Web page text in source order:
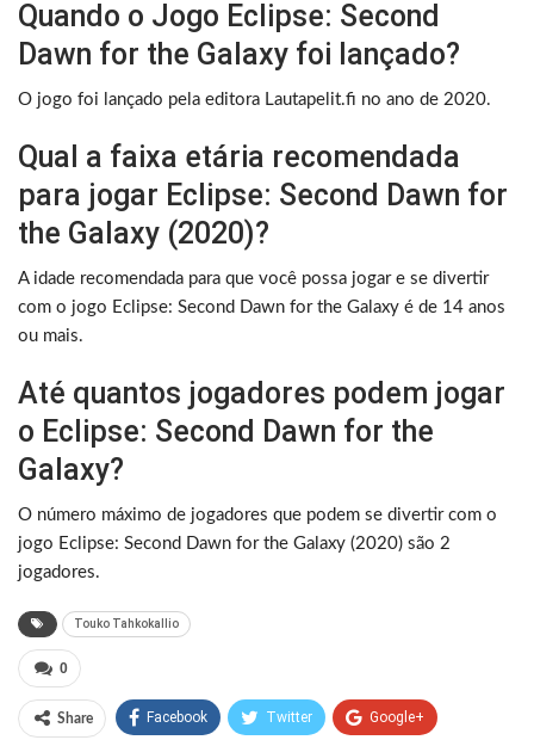
Quando o Jogo Eclipse: Second
Dawn for the Galaxy foi lançado?
O jogo foi lançado pela editora Lautapelit.fi no ano de 2020.
Qual a faixa etária recomendada
para jogar Eclipse: Second Dawn for
the Galaxy (2020)?
A idade recomendada para que você possa jogar e se divertir
com o jogo Eclipse: Second Dawn for the Galaxy é de 14 anos
ou mais.
Até quantos jogadores podem jogar
o Eclipse: Second Dawn for the
Galaxy?
O número máximo de jogadores que podem se divertir com o
jogo Eclipse: Second Dawn for the Galaxy (2020) são 2
jogadores.
Touko Tahkokallio
0
Share Facebook Twitter Google+